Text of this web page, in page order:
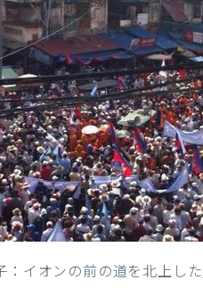
：イオンの前の道を北上した